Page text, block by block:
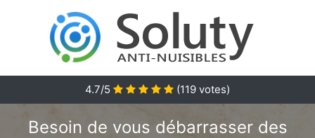
4.7/5 (119 votes)
Besoin de vous débarrasser des